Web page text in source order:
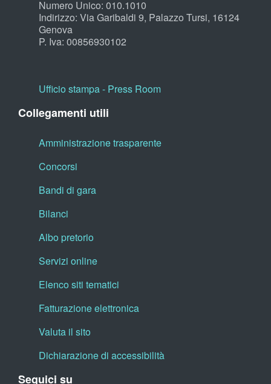
Numero Unico: 010.1010
Indirizzo: Via Garibaldi 9, Palazzo Tursi, 16124
Genova
P. Iva: 00856930102
Ufficio stampa - Press Room
Collegamenti utili
Amministrazione trasparente
Concorsi
Bandi di gara
Bilanci
Albo pretorio
Servizi online
Elenco siti tematici
Fatturazione elettronica
Valuta il sito
Dichiarazione di accessibilità
Seguici su